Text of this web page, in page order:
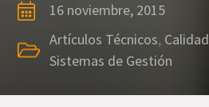
16 noviembre, 2015
Artículos Técnicos, Calidad
Sistemas de Gestión